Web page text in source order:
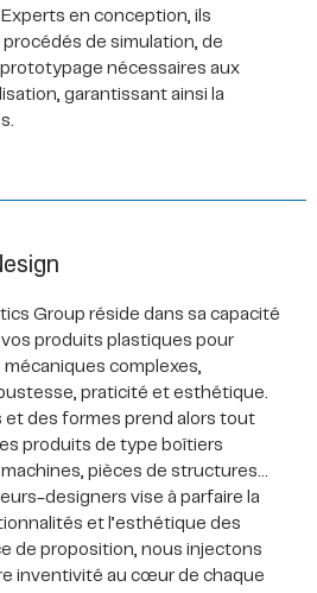
en conception, ils
de simulation, de
nécessaires aux
garantissant ainsi la
Group réside dans sa capacité
produits plastiques pour
complexes,
praticité et esthétique.
et des formes prend alors tout
produits de type boîtiers
pièces de structures…
designers vise à parfaire la
et l’esthétique des
de proposition, nous injectons
inventivité au cœur de chaque